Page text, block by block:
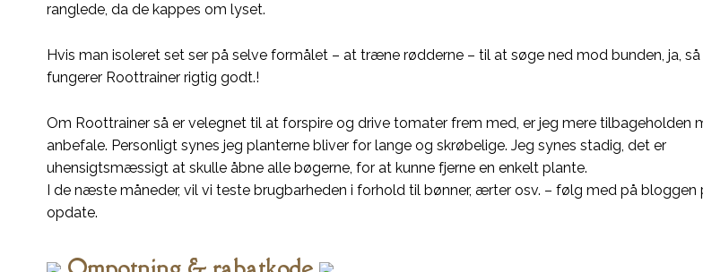
ranglede, da de kappes om lyset.
Hvis man isoleret set ser på selve formålet – at træne rødderne – til at søge ned mod bunden, ja, så
fungerer Roottrainer rigtig godt.!
Om Roottrainer så er velegnet til at forspire og drive tomater frem med, er jeg mere tilbageholden
anbefale. Personligt synes jeg planterne bliver for lange og skrøbelige. Jeg synes stadig, det er
uhensigtsmæssigt at skulle åbne alle bøgerne, for at kunne fjerne en enkelt plante.
I de næste måneder, vil vi teste brugbarheden i forhold til bønner, ærter osv. – følg med på bloggen
opdate.